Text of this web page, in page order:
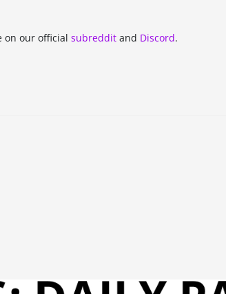
on our official subreddit and Discord.